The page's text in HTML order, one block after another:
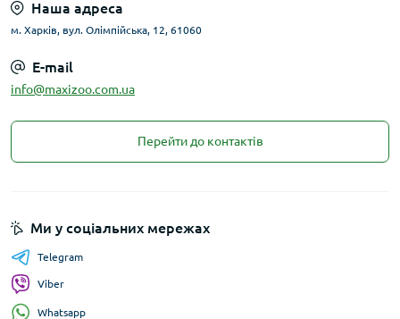
Наша адреса
м. Харків, вул. Олімпійська, 12, 61060
E-mail
info@maxizoo.com.ua
Перейти до контактів
Ми у соціальних мережах
Telegram
Viber
Whatsapp